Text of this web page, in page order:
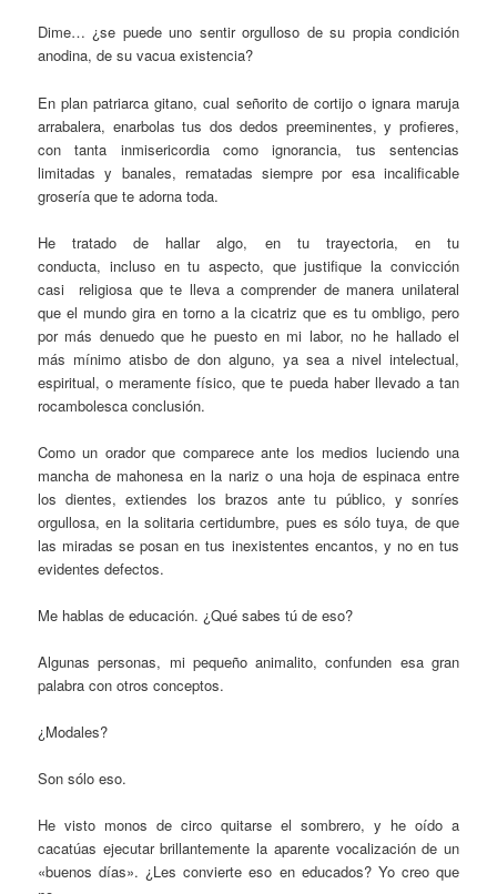
Dime… ¿se puede uno sentir orgulloso de su propia condición
anodina, de su vacua existencia?
En plan patriarca gitano, cual señorito de cortijo o ignara maruja
arrabalera, enarbolas tus dos dedos preeminentes, y profieres,
con tanta inmisericordia como ignorancia, tus sentencias
limitadas y banales, rematadas siempre por esa incalificable
grosería que te adorna toda.
He tratado de hallar algo, en tu trayectoria, en tu
conducta, incluso en tu aspecto, que justifique la convicción
casi religiosa que te lleva a comprender de manera unilateral
que el mundo gira en torno a la cicatriz que es tu ombligo, pero
por más denuedo que he puesto en mi labor, no he hallado el
más mínimo atisbo de don alguno, ya sea a nivel intelectual,
espiritual, o meramente físico, que te pueda haber llevado a tan
rocambolesca conclusión.
Como un orador que comparece ante los medios luciendo una
mancha de mahonesa en la nariz o una hoja de espinaca entre
los dientes, extiendes los brazos ante tu público, y sonríes
orgullosa, en la solitaria certidumbre, pues es sólo tuya, de que
las miradas se posan en tus inexistentes encantos, y no en tus
evidentes defectos.
Me hablas de educación. ¿Qué sabes tú de eso?
Algunas personas, mi pequeño animalito, confunden esa gran
palabra con otros conceptos.
¿Modales?
Son sólo eso.
He visto monos de circo quitarse el sombrero, y he oído a
cacatúas ejecutar brillantemente la aparente vocalización de un
«buenos días». ¿Les convierte eso en educados? Yo creo que